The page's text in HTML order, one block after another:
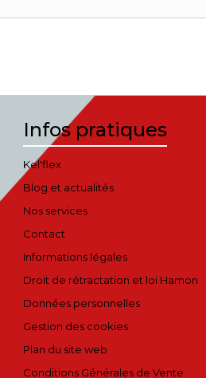
Infos pratiques
Kel'flex
Blog et actualités
Nos services
Contact
Informations légales
Droit de rétractation et loi Hamon
Données personnelles
Gestion des cookies
Plan du site web
Conditions Générales de Vente